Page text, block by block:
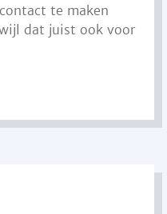
te maken
dat juist ook voor